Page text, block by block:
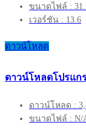
ขนาดไฟล์ :
เวอร์ชัน : 13.6
ดาวน์โหลด
ดาวน์โหลดโปรแก
ดาวน์โหลด :
ขนาดไฟล์ : N/